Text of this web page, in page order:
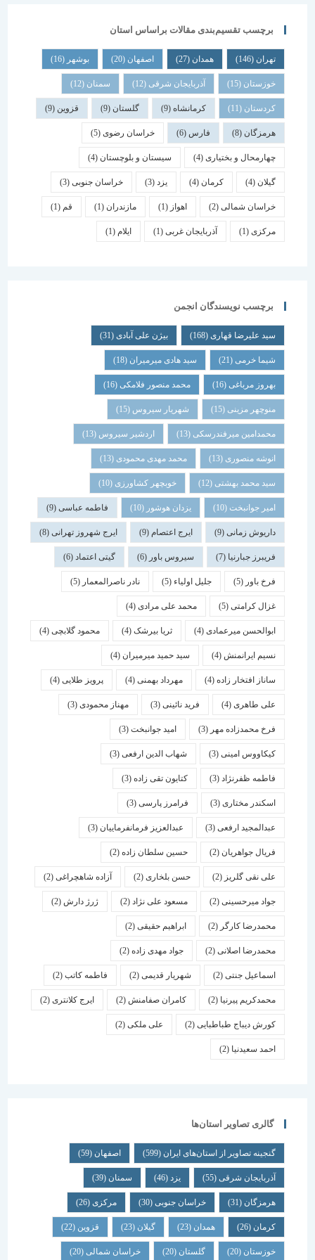
برچسب تقسیم‌بندی مقالات براساس استان
همدان اصفهان (20) بوشهر
خوزستان(15) آذربایجان شرقی(12) سمنان (12)
کردستان(11) کرمانشاه(9) گلستان (9) قزوین
هرمزگان(8) فارس خراسان رضوی(5)
چهارمحال و بختیاری (4) سیستان و بلوچستان(4)
کرمان یزد خراسان جنوبی(3)
خراسان شمالی(2) اهواز مازندران(1) قم
(1) آذربایجان غربی(1) ایلام
برچسب نویسندگان انجمن
سید علیرضا قهاری(168) بیژن علی آبادی(31)
شیما خرمی(21) سید هادی میرمیران(18)
بهروز مرباغی (16) محمد منصور فلامکی (16)
منوچهر مزینی(15) شهریار سیروس(15)
محمدامین میرفندرسکی(13) اردشیر سیروس(13)
انوشه منصوری(13) محمد مهدی محمودی(13)
سید محمد بهشتی(12) خوبچهر کشاورزی(10)
امیر جوانبخت(10) یزدان هوشور(10) فاطمه عباسی(9)
داریوش زمانی(9) ایرج اعتصام(9) ایرج شهروز تهرانی(8)
فریبرز جبارنیا(7) سیروس باور(6) گیتی اعتماد(6)
فرخ باور(5) جلیل اولیاء(5) نادر ناصرالمعمار (5)
غزال کرامتی (5) محمد علی مرادی(4)
ابوالحسن میرعمادی(4) ثریا بیرشک(4) محمود گلابچی(4)
نسیم ایرانمنش(4) سید حمید میرمیران(4)
ساناز افتخار زاده(4) مهرداد بهمنی(4) پرویز طلایی(4)
علی طاهری(4) فرید نائینی(3) مهناز محمودی(3)
فرخ محمدزاده مهر(3) امید جوانبخت(3)
کیکاووس امینی(3) شهاب الدین ارفعی(3)
فاطمه ظفرنژاد(3) کتایون تقی زاده(3)
اسكندر مختاری (3) فرامرز پارسی(3)
عبدالمجید ارفعی(3) عبدالعزیز فرمانفرماییان(3)
فریال جواهریان(2) حسین سلطان زاده(2)
علی نقی گلریز(2) حسن بلخاری(2) آزاده شاهچراغی(2)
جواد میرحسینی (2) مسعود علی نژاد(2) ژرژ دارش (2)
محمدرضا کارگر(2) ابراهیم حقیقی(2)
محمدرضا اصلانی(2) جواد مهدی زاده(2)
اسماعیل جنتی(2) شهریار قدیمی(2) فاطمه کاتب(2)
محمدکریم پیرنیا (2) کامران صفامنش(2) ایرج کلانتری (2)
کورش دیباج طباطبایی(2) علی ملکی(2)
احمد سعیدنیا (2)
گالری تصاویر استان‌ها
گنجینه تصاویر از استان‌های ایران(599) اصفهان (59)
آذربایجان شرقی(55) یزد سمنان (39)
هرمزگان(31) خراسان جنوبی(30) مرکزی (26)
همدان گیلان قزوین
خوزستان(20) گلستان (20) خراسان شمالی(20)